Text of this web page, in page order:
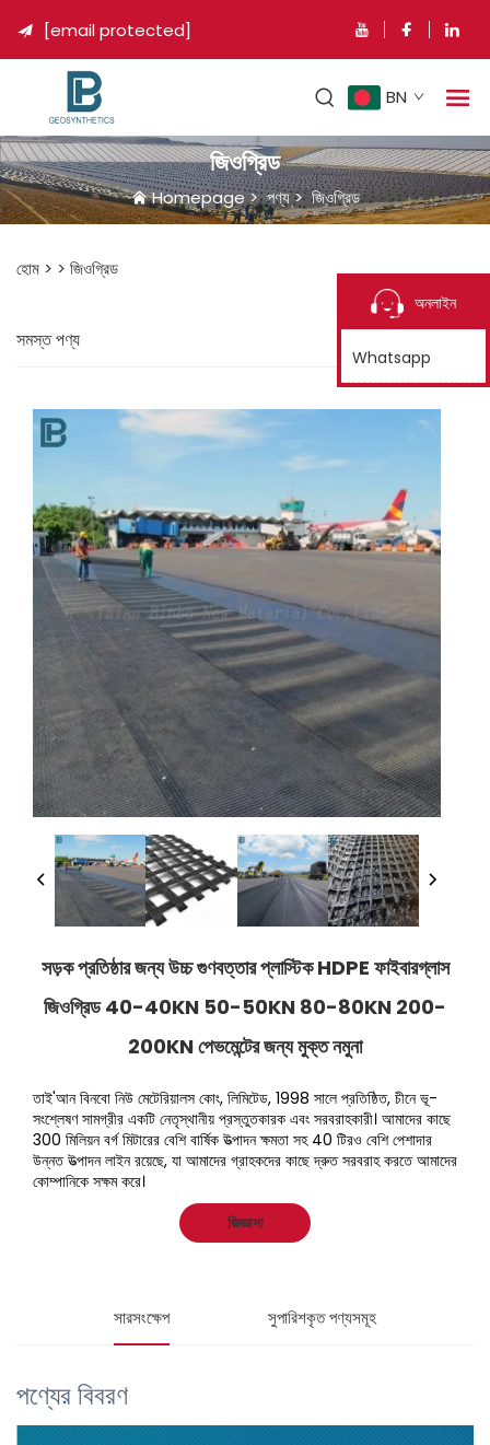
 [email protected]
BN
জিওগ্রিড
Homepage>পণ্য>জিওগ্রিড
হোম > > জিওগ্রিড
সমস্ত পণ্য
সড়ক প্রতিষ্ঠার জন্য উচ্চ গুণবত্তার প্লাস্টিক HDPE ফাইবারগ্লাস
জিওগ্রিড 40-40KN 50-50KN 80-80KN 200-
200KN পেভমেন্টের জন্য মুক্ত নমুনা
তাই'আন বিনবো নিউ মেটেরিয়ালস কোং, লিমিটেড, 1998 সালে প্রতিষ্ঠিত, চীনে ভূ-
সংশ্লেষণ সামগ্রীর একটি নেতৃস্থানীয় প্রস্তুতকারক এবং সরবরাহকারী। আমাদের কাছে
300 মিলিয়ন বর্গ মিটারের বেশি বার্ষিক উত্পাদন ক্ষমতা সহ 40 টিরও বেশি পেশাদার
উন্নত উত্পাদন লাইন রয়েছে, যা আমাদের গ্রাহকদের কাছে দ্রুত সরবরাহ করতে আমাদের
কোম্পানিকে সক্ষম করে।
জিজ্ঞাসা
সারসংক্ষেপ সুপারিশকৃত পণ্যসমূহ
পণ্যের বিবরণ
অনলাইন
Whatsapp